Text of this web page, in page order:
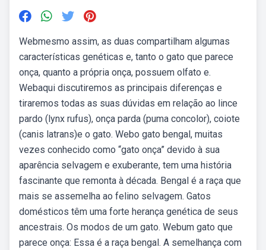
Webmesmo assim, as duas compartilham algumas
características genéticas e, tanto o gato que parece
onça, quanto a própria onça, possuem olfato e.
Webaqui discutiremos as principais diferenças e
tiraremos todas as suas dúvidas em relação ao lince
pardo (lynx rufus), onça parda (puma concolor), coiote
(canis latrans)e o gato. Webo gato bengal, muitas
vezes conhecido como “gato onça” devido à sua
aparência selvagem e exuberante, tem uma história
fascinante que remonta à década. Bengal é a raça que
mais se assemelha ao felino selvagem. Gatos
domésticos têm uma forte herança genética de seus
ancestrais. Os modos de um gato. Webum gato que
parece onça: Essa é a raça bengal. A semelhança com